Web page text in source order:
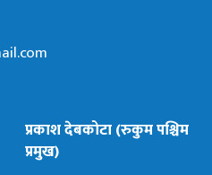
प्रकाश देबकोटा (रुकुम पश्चिम
प्रमुख)